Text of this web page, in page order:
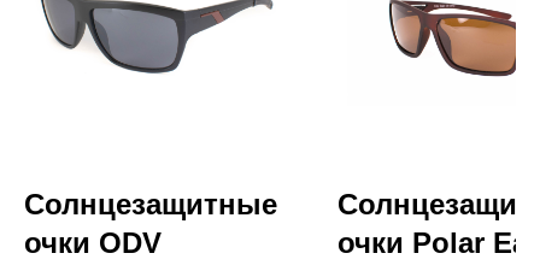
Солнцезащитные
очки ODV
очки Polar